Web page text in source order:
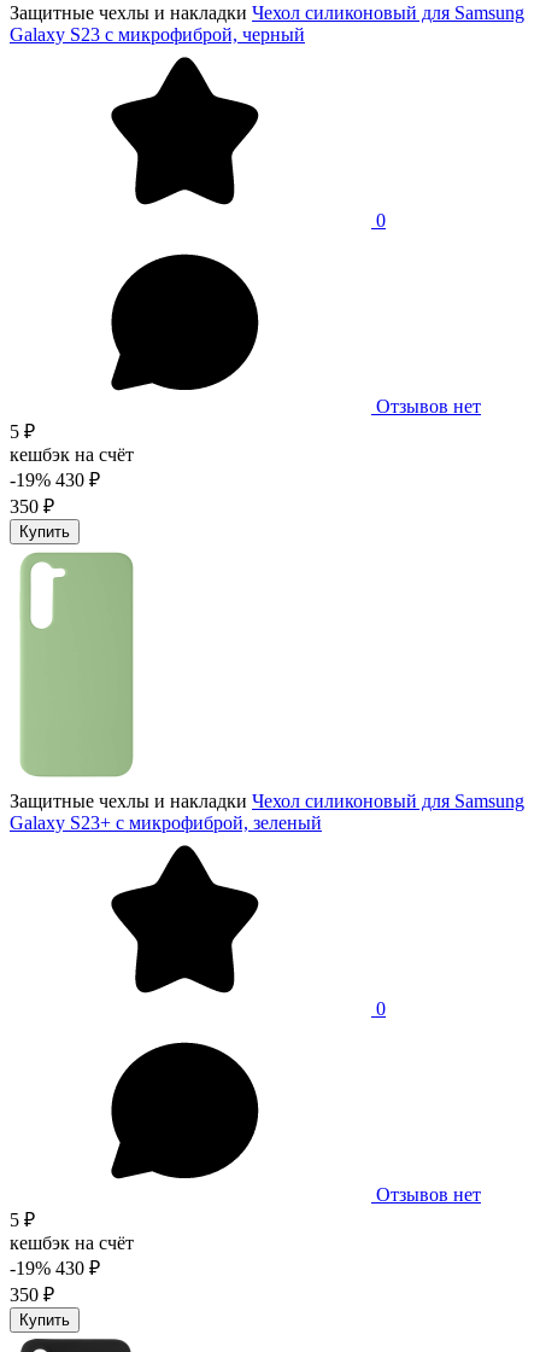
Защитные чехлы и накладки Чехол силиконовый для Samsung
Galaxy S23 с микрофиброй, черный
0
Отзывов нет
5 ₽
кешбэк на счёт
-19% 430 ₽
350 ₽
Купить
Защитные чехлы и накладки Чехол силиконовый для Samsung
Galaxy S23+ с микрофиброй, зеленый
0
Отзывов нет
5 ₽
кешбэк на счёт
-19% 430 ₽
350 ₽
Купить